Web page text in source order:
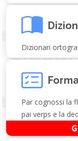
Dizionari
Par cognossi la
pai verps e la